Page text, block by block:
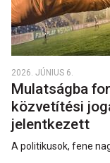
2026. JÚNIUS 6.
Mulatságba
közvetítési
jelentkezett
A politikusok, fene